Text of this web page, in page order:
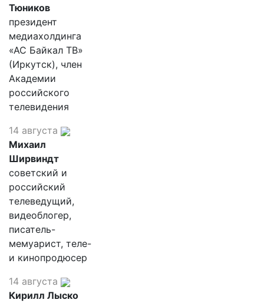
Тюников
президент
медиахолдинга
«АС Байкал ТВ»
(Иркутск), член
Академии
российского
телевидения
14 августа
Михаил
Ширвиндт
советский и
российский
телеведущий,
видеоблогер,
писатель-
мемуарист, теле-
и кинопродюсер
14 августа
Кирилл Лыско